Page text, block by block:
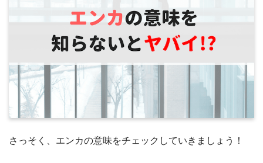
さっそく、エンカの意味をチェックしていきましょう！